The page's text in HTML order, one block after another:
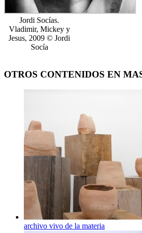
Jordi Socías.
Vladimir, Mickey y
Jesus, 2009 © Jordi
Socía
OTROS CONTENIDOS EN
archivo vivo de la materia